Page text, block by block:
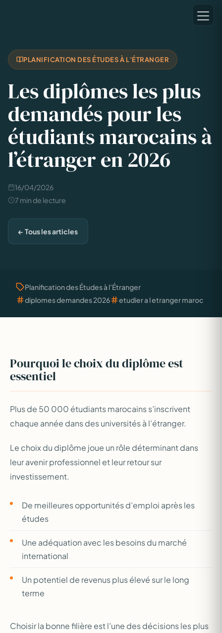
PLANIFICATION DES ÉTUDES À L’ÉTRANGER
Les diplômes les plus
demandés pour les
étudiants marocains à
l’étranger en 2026
16/04/2026
7 min de lecture
← Tous les articles
Planification des Études à l’Étranger
diplomes demandes 2026
etudier a l etranger maroc
Pourquoi le choix du diplôme est
essentiel
Plus de 50 000 étudiants marocains s’inscrivent
chaque année dans des universités à l’étranger.
Le choix du diplôme joue un rôle déterminant dans
leur avenir professionnel et leur retour sur
investissement.
De meilleures opportunités d’emploi après les
études
Une adéquation avec les besoins du marché
international
Un potentiel de revenus plus élevé sur le long
terme
Choisir la bonne filière est l’une des décisions les plus